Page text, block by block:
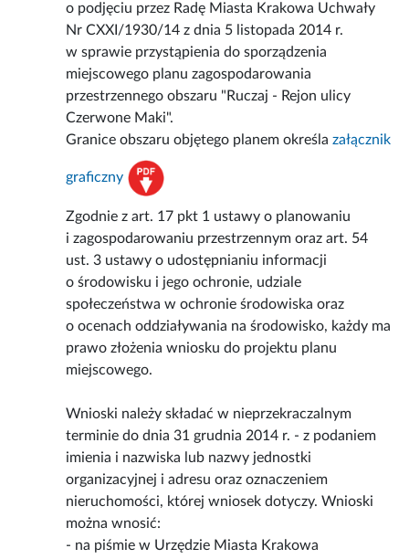
o podjęciu przez Radę Miasta Krakowa Uchwały
Nr CXXI/1930/14 z dnia 5 listopada 2014 r.
w sprawie przystąpienia do sporządzenia
miejscowego planu zagospodarowania
przestrzennego obszaru "Ruczaj - Rejon ulicy
Czerwone Maki".
Granice obszaru objętego planem określazałącznik
graficzny
Zgodnie z art. 17 pkt 1 ustawy o planowaniu
i zagospodarowaniu przestrzennym oraz art. 54
ust. 3 ustawy o udostępnianiu informacji
o środowisku i jego ochronie, udziale
społeczeństwa w ochronie środowiska oraz
o ocenach oddziaływania na środowisko, każdy ma
prawo złożenia wniosku do projektu planu
miejscowego.
Wnioski należy składać w nieprzekraczalnym
terminie do dnia 31 grudnia 2014 r. - z podaniem
imienia i nazwiska lub nazwy jednostki
organizacyjnej i adresu oraz oznaczeniem
nieruchomości, której wniosek dotyczy. Wnioski
można wnosić:
- na piśmie w Urzędzie Miasta Krakowa